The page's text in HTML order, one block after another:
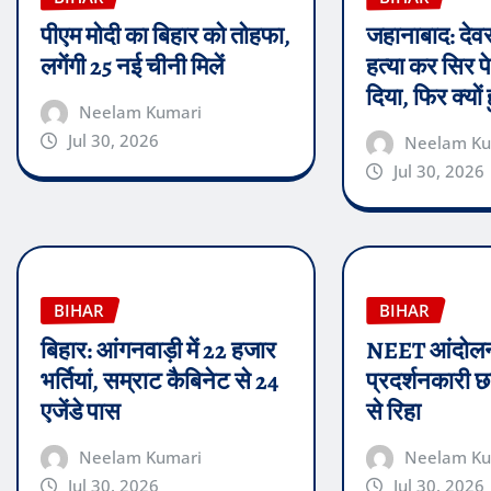
पीएम मोदी का बिहार को तोहफा,
लगेंगी 25 नई चीनी मिलें
Neelam Kumari
Jul 30, 2026
जहानाबाद:
हत्या कर सिर
दिया, फिर
Neelam
Jul 30, 2026
BIHAR
बिहार: आंगनवाड़ी में 22 हजार
भर्तियां, सम्राट कैबिनेट से 24
एजेंडे पास
Neelam Kumari
Jul 30, 2026
BIHAR
NEET
प्रदर्शनकारी
से रिहा
Neelam
Jul 30, 2026